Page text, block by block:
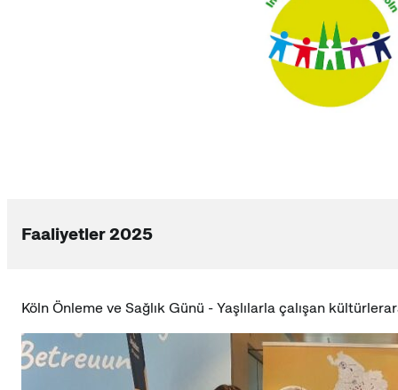
Faaliyetler 2025
Köln Önleme ve Sağlık Günü - Yaşlılarla çalışan